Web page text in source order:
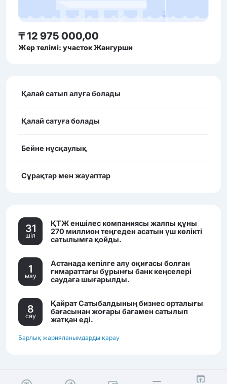
₸ 12 975 000,00
Жер телімі: участок Жангурши
Қалай сатып алуға болады
Қалай сатуға болады
Бейне нұсқаулық
Сұрақтар мен жауаптар
31
шiл
ҚТЖ еншілес компаниясы жалпы құны
270 миллион теңгеден асатын үш көлікті
сатылымға қойды.
1
мау
Астанада кепілге алу оқиғасы болған
ғимараттағы бұрынғы банк кеңселері
саудаға шығарылды.
8
сәу
Қайрат Сатыбалдының бизнес орталығы
бағасынан жоғары бағамен сатылып
жатқан еді.
Барлық жарияланымдарды қарау